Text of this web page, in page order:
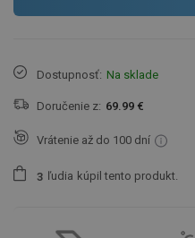
Dostupnosť: Na sklade
Doručenie z: 69.99 €
Vrátenie až do 100 dní
3 ľudia kúpil tento produkt.